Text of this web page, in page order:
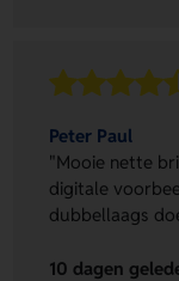
Peter Paul
"Mooie nette
digitale
dubbellaags
10 dagen